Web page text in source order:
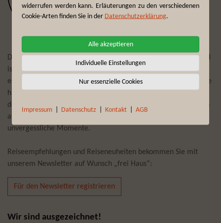
widerrufen werden kann. Erläuterungen zu den verschiedenen
Cookie-Arten finden Sie in der Datenschutzerklärung.
Alle akzeptieren
Individuelle Einstellungen
Nur essenzielle Cookies
Impressum Datenschutz Kontakt AGB
Der Reiseveranstalter First Reisebüro Mönchengladbach GmbH
ist seit mehr als 75 Jahren Experte darin, Reisewünsche zu
erfüllen und täglich individuelle Trips und Touren zu planen. Die
hier angebotenen Erlebnisreisen zu Traumdestinationen auf
dem afrikanischen Kontinent bescheren Ihnen, gepaart mit den
afrikanischen Wurzeln der Brand-Story von Fynch-Hatton,
unvergessliche Momente.
Reiseempfehlungen und Reiseneuheiten bekommen Sie mit
unserem Newsletter auf Wunsch „frei Haus“:
Für den Newsletter registrieren
Wir sind ausgezeichnet!